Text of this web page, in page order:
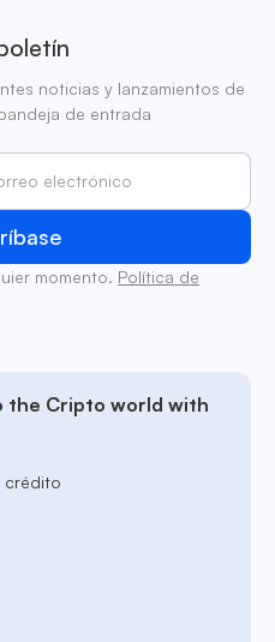
noticias y lanzamientos de
de entrada
momento. Política de
the Cripto world with
crédito